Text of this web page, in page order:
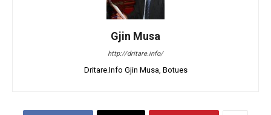
Gjin Musa
http://dritare.info/
Dritare.Info Gjin Musa, Botues